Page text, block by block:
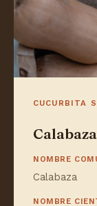
CUCURBITA
Calabaza
NOMBRE
Calabaza
NOMBRE